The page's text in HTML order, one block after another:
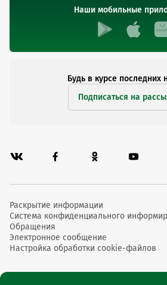
Наши мобильные
Будь в курсе последних
Подписаться на
Раскрытие информации
Система конфиденциального
Обращения
Электронное сообщение
Настройка обработки cookie-файлов